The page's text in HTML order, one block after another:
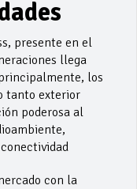
presente en el
llega
los
tanto exterior
poderosa al
con la